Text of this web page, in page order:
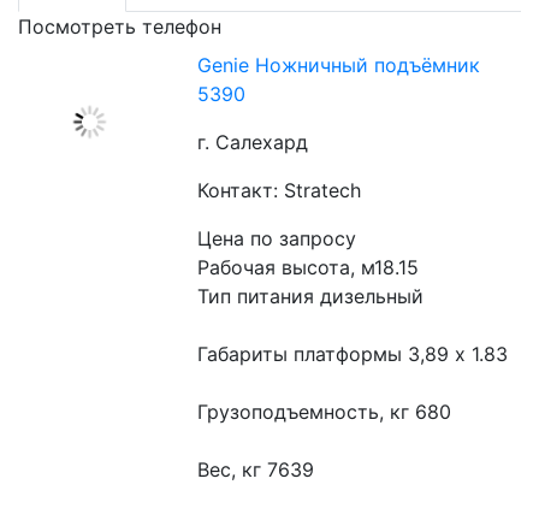
Посмотреть телефон
Genie Ножничный подъёмник
5390
г. Салехард
Контакт: Stratech
Цена по запросу
Рабочая высота, м18.15
Тип питания дизельный
Габариты платформы 3,89 x 1.83
Грузоподъемность, кг 680
Вес, кг 7639